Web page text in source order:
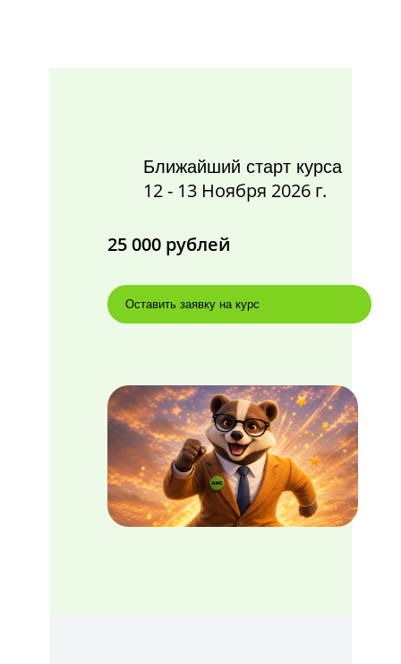
Ближайший старт курса
12 - 13 Ноября 2026 г.
25 000 рублей
Оставить заявку на курс